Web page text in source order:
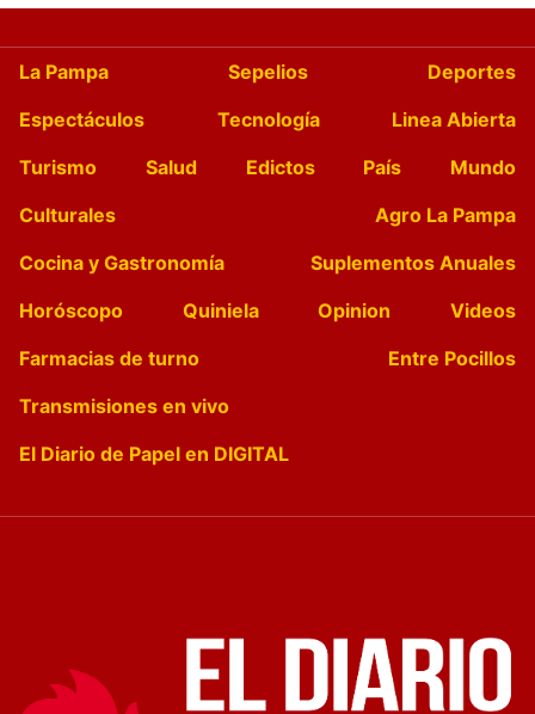
La Pampa Sepelios
Deportes
Espectáculos
Tecnología
Linea Abierta
Turismo
Salud Edictos País
Mundo
Culturales
Agro La Pampa
Cocina y Gastronomía
Suplementos Anuales
Horóscopo
Quiniela Opinion
Videos
Farmacias de turno
Entre Pocillos
Transmisiones en vivo
El Diario de Papel en DIGITAL